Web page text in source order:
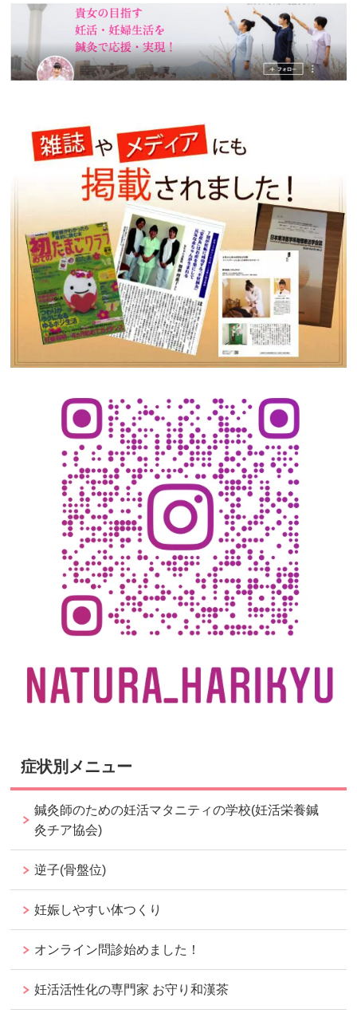
症状別メニュー
鍼灸師のための妊活マタニティの学校(妊活栄養鍼
灸チア協会)
逆子(骨盤位)
妊娠しやすい体つくり
オンライン問診始めました！
妊活活性化の専門家 お守り和漢茶